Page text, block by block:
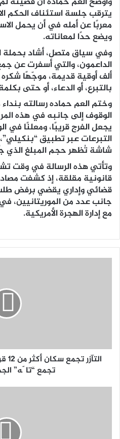
يترقب جلسة استئناف الحكم
معربًا عن أمله في أن يحمل
ويضع حدًا لمعاناته.
وفي سياق متصل، أشاد بحملة
الداعمون، والتي أسفرت عن
ألف أوقية قديمة، موجّهًا
بالتبرع، أو الدعاء، أو حتى
وختم العم حماده رسالته
الوقوف إلى جانبه في هذه
يجعل الفرج قريبًا، ومعلنًا في
التبرعات عبر تطبيق
شاشة تُظهر حجم المبلغ الذي
وتأتي هذه الرسالة في وقت
قانونية مقلقة، إذ كشفت
قضائي وإداري يقضي برفض طلب
جانب عدد من الموريتانيين،
مع إدارة الهجرة الأمريكية.
تجمع “تاگّه”